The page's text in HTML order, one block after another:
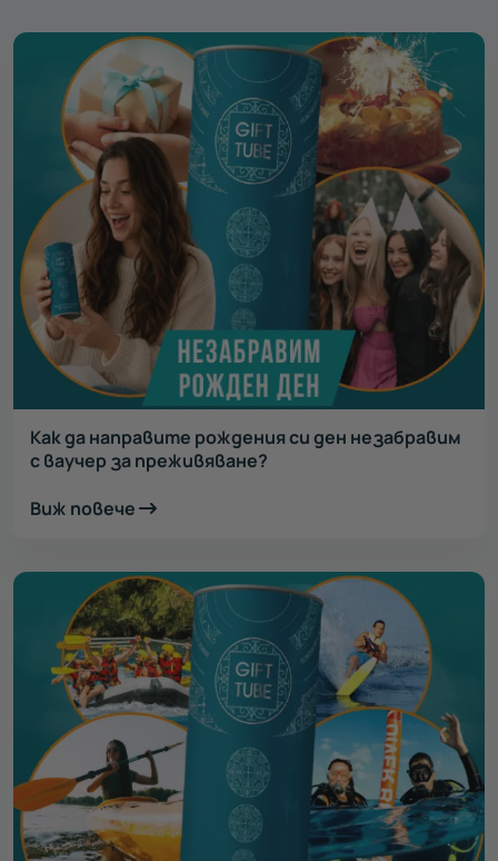
Как да направите рождения си ден незабравим
с ваучер за преживяване?
Виж повече